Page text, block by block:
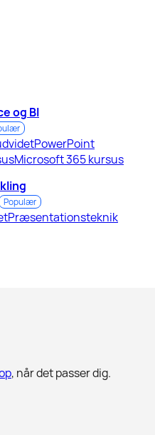
og BI
PowerPoint
Microsoft 365 kursus
Populær
Præsentationsteknik
, når det passer dig.